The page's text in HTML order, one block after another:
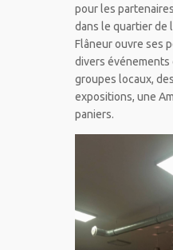
pour les
dans le quartier de
Flâneur ouvre ses
divers événements
groupes locaux,
expositions, une
paniers.